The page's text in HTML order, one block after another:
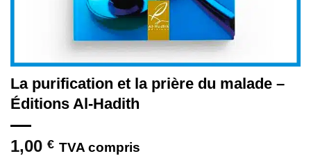
La purification et la prière du malade –
Éditions Al-Hadith
1,00 € TVA compris